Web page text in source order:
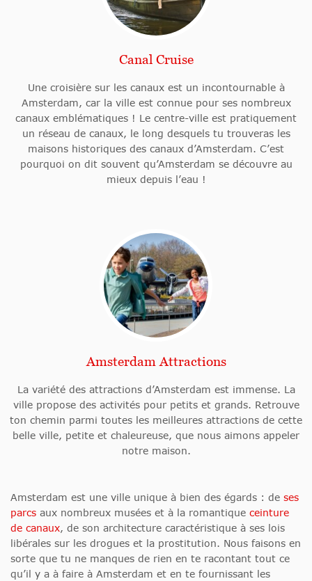
Canal Cruise
Une croisière sur les canaux est un incontournable à
Amsterdam, car la ville est connue pour ses nombreux
canaux emblématiques ! Le centre-ville est pratiquement
un réseau de canaux, le long desquels tu trouveras les
maisons historiques des canaux d’Amsterdam. C’est
pourquoi on dit souvent qu’Amsterdam se découvre au
mieux depuis l’eau !
Amsterdam Attractions
La variété des attractions d’Amsterdam est immense. La
ville propose des activités pour petits et grands. Retrouve
ton chemin parmi toutes les meilleures attractions de cette
belle ville, petite et chaleureuse, que nous aimons appeler
notre maison.
Amsterdam est une ville unique à bien des égards : de ses
parcs aux nombreux musées et à la romantique ceinture
de canaux, de son architecture caractéristique à ses lois
libérales sur les drogues et la prostitution. Nous faisons en
sorte que tu ne manques de rien en te racontant tout ce
qu’il y a à faire à Amsterdam et en te fournissant les